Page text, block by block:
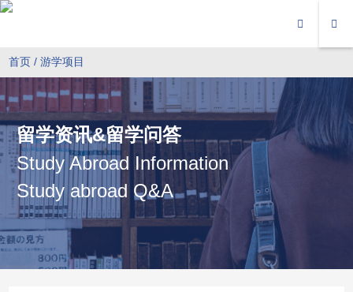
首页 /游学项目
留学资讯&留学问答
Study Abroad Information
Study abroad Q&A